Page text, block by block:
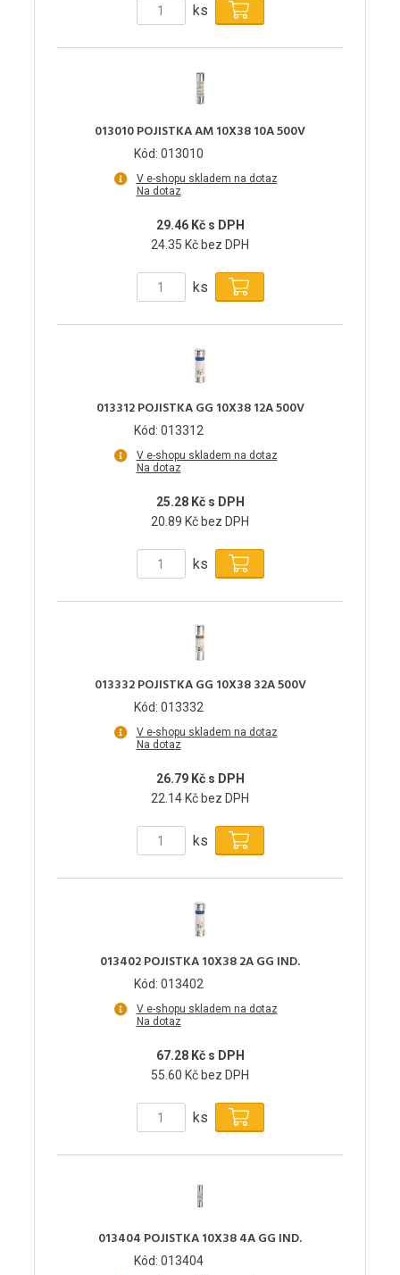
ks
013010 POJISTKA AM 10X38 10A 500V
Kód: 013010
V e-shopu skladem na dotaz
Na dotaz
29.46 Kč s DPH
24.35 Kč bez DPH
ks
013312 POJISTKA GG 10X38 12A 500V
Kód: 013312
V e-shopu skladem na dotaz
Na dotaz
25.28 Kč s DPH
20.89 Kč bez DPH
ks
013332 POJISTKA GG 10X38 32A 500V
Kód: 013332
V e-shopu skladem na dotaz
Na dotaz
26.79 Kč s DPH
22.14 Kč bez DPH
ks
013402 POJISTKA 10X38 2A GG IND.
Kód: 013402
V e-shopu skladem na dotaz
Na dotaz
67.28 Kč s DPH
55.60 Kč bez DPH
ks
013404 POJISTKA 10X38 4A GG IND.
Kód: 013404